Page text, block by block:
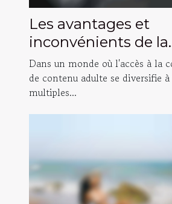
Les avantages et
inconvénients de la
consommation de
adulte gratuit
Dans un monde où l'accès à la
de contenu adulte se diversifie
multiples...